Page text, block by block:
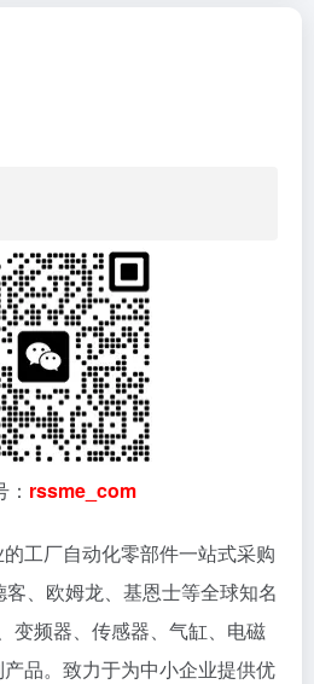
rssme_com
工厂自动化零部件一站式采购
、欧姆龙、基恩士等全球知名
变频器、传感器、气缸、电磁
品。致力于为中小企业提供优